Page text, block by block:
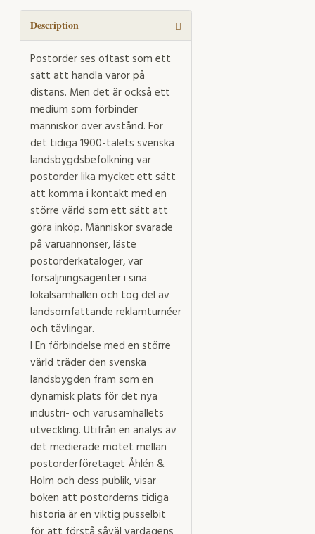
en
större
värld
quantity
Description
Postorder ses oftast som ett
sätt att handla varor på
distans. Men det är också ett
medium som förbinder
människor över avstånd. För
det tidiga 1900-talets svenska
landsbygdsbefolkning var
postorder lika mycket ett sätt
att komma i kontakt med en
större värld som ett sätt att
göra inköp. Människor svarade
på varuannonser, läste
postorderkataloger, var
försäljningsagenter i sina
lokalsamhällen och tog del av
landsomfattande reklamturnéer
och tävlingar.
I En förbindelse med en större
värld träder den svenska
landsbygden fram som en
dynamisk plats för det nya
industri- och varusamhällets
utveckling. Utifrån en analys av
det medierade mötet mellan
postorderföretaget Åhlén &
Holm och dess publik, visar
boken att postorderns tidiga
historia är en viktig pusselbit